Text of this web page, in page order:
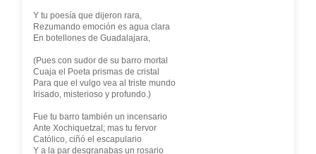
Y tu poesía que dijeron rara,
Rezumando emoción es agua clara
En botellones de Guadalajara,
(Pues con sudor de su barro mortal
Cuaja el Poeta prismas de cristal
Para que el vulgo vea al triste mundo
Irisado, misterioso y profundo.)
Fue tu barro también un incensario
Ante Xochiquetzal; mas tu fervor
Católico, ciñó el escapulario
Y a la par desgranabas un rosario